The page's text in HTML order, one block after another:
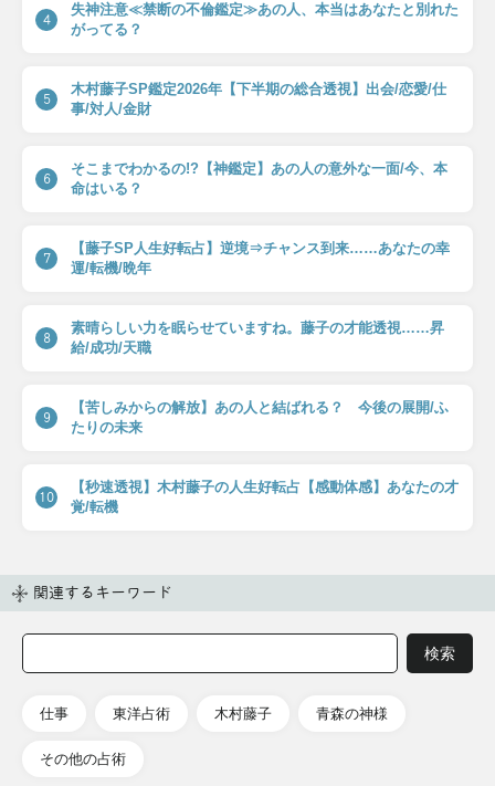
4
失神注意≪禁断の不倫鑑定≫あの人、本当はあなたと別れた
がってる？
5
木村藤子SP鑑定2026年【下半期の総合透視】出会/恋愛/仕
事/対人/金財
6
そこまでわかるの!?【神鑑定】あの人の意外な一面/今、本
命はいる？
7
【藤子SP人生好転占】逆境⇒チャンス到来……あなたの幸
運/転機/晩年
8
素晴らしい力を眠らせていますね。藤子の才能透視……昇
給/成功/天職
9
【苦しみからの解放】あの人と結ばれる？ 今後の展開/ふ
たりの未来
10
【秒速透視】木村藤子の人生好転占【感動体感】あなたの才
覚/転機
関連するキーワード
仕事 東洋占術 木村藤子 青森の神様
その他の占術